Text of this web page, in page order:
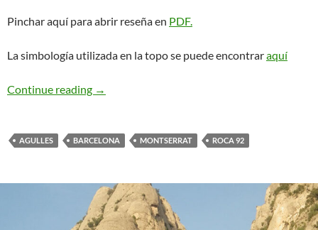
Pinchar aquí para abrir reseña en PDF.
La simbología utilizada en la topo se puede encontraraquí
Continue reading CADE. Roca 92
→
AGULLES BARCELONA MONTSERRAT ROCA 92